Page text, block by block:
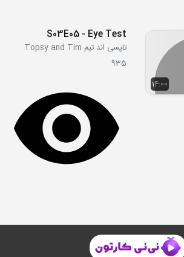
14:00
S03E05 - Eye Test
تاپسی اند تیم Topsy and Tim
935